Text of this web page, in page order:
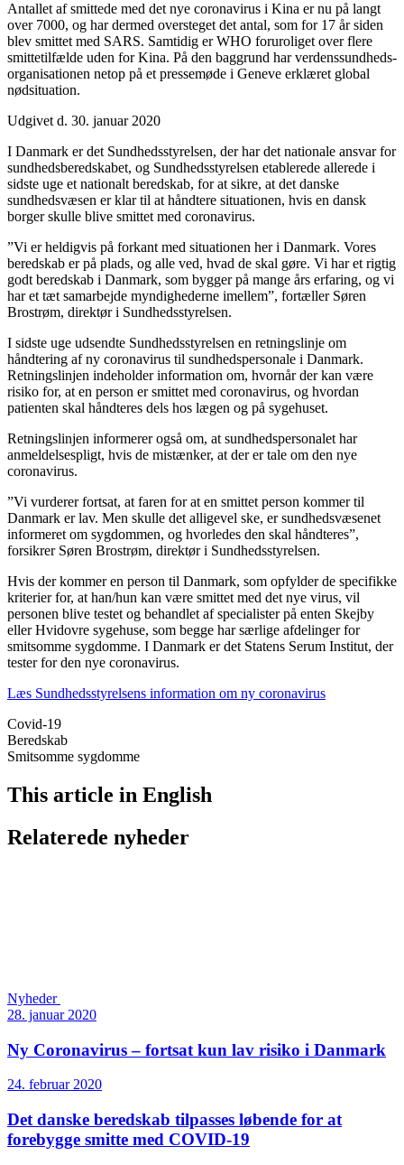
Antallet af smittede med det nye coronavirus i Kina er nu på langt
over 7000, og har dermed oversteget det antal, som for 17 år siden
blev smittet med SARS. Samtidig er WHO foruroliget over flere
smittetilfælde uden for Kina. På den baggrund har verdenssundheds­
organisationen netop på et pressemøde i Geneve erklæret global
nødsituation.
Udgivet d. 30. januar 2020
I Danmark er det Sundhedsstyrelsen, der har det nationale ansvar for
sundhedsberedskabet, og Sundhedsstyrelsen etablerede allerede i
sidste uge et nationalt beredskab, for at sikre, at det danske
sundhedsvæsen er klar til at håndtere situationen, hvis en dansk
borger skulle blive smittet med coronavirus.
”Vi er heldigvis på forkant med situationen her i Danmark. Vores
beredskab er på plads, og alle ved, hvad de skal gøre. Vi har et rigtig
godt beredskab i Danmark, som bygger på mange års erfaring, og vi
har et tæt samarbejde myndighederne imellem”, fortæller Søren
Brostrøm, direktør i Sundhedsstyrelsen.
I sidste uge udsendte Sundhedsstyrelsen en retningslinje om
håndtering af ny coronavirus til sundhedspersonale i Danmark.
Retningslinjen indeholder information om, hvornår der kan være
risiko for, at en person er smittet med coronavirus, og hvordan
patienten skal håndteres dels hos lægen og på sygehuset.
Retningslinjen informerer også om, at sundhedspersonalet har
anmeldelsespligt, hvis de mistænker, at der er tale om den nye
coronavirus.
”Vi vurderer fortsat, at faren for at en smittet person kommer til
Danmark er lav. Men skulle det alligevel ske, er sundhedsvæsenet
informeret om sygdommen, og hvorledes den skal håndteres”,
forsikrer Søren Brostrøm, direktør i Sundhedsstyrelsen.
Hvis der kommer en person til Danmark, som opfylder de specifikke
kriterier for, at han/hun kan være smittet med det nye virus, vil
personen blive testet og behandlet af specialister på enten Skejby
eller Hvidovre sygehuse, som begge har særlige afdelinger for
smitsomme sygdomme. I Danmark er det Statens Serum Institut, der
tester for den nye coronavirus.
Læs Sundhedsstyrelsens information om ny coronavirus
Covid-19
Beredskab
Smitsomme sygdomme
This article in English
Relaterede nyheder
Nyheder
28. januar 2020
Ny Coronavirus – fortsat kun lav risiko i Danmark
24. februar 2020
Det danske beredskab tilpasses løbende for at
forebygge smitte med COVID-19